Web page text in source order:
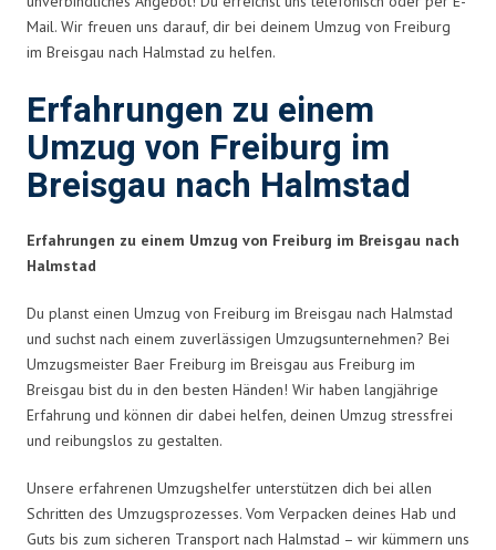
Mail. Wir freuen uns darauf, dir bei deinem Umzug von Freiburg
im Breisgau nach Halmstad zu helfen.
Erfahrungen zu einem
Umzug von Freiburg im
Breisgau nach Halmstad
Erfahrungen zu einem Umzug von Freiburg im Breisgau nach
Halmstad
Du planst einen Umzug von Freiburg im Breisgau nach Halmstad
und suchst nach einem zuverlässigen Umzugsunternehmen? Bei
Umzugsmeister Baer Freiburg im Breisgau aus Freiburg im
Breisgau bist du in den besten Händen! Wir haben langjährige
Erfahrung und können dir dabei helfen, deinen Umzug stressfrei
und reibungslos zu gestalten.
Unsere erfahrenen Umzugshelfer unterstützen dich bei allen
Schritten des Umzugsprozesses. Vom Verpacken deines Hab und
Guts bis zum sicheren Transport nach Halmstad – wir kümmern uns